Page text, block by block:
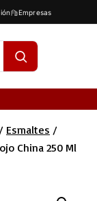
Empresas
/ Esmaltes /
China 250 Ml